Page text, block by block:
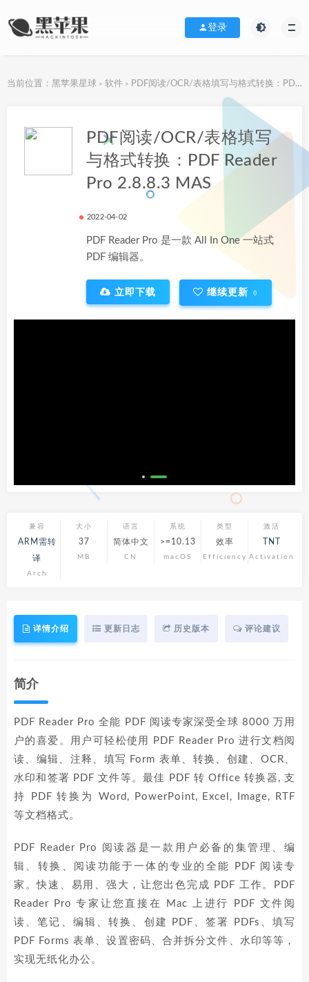
登录
当前位置： 黑苹果星球 > 软件 > PDF阅读/OCR/表格填写与格式转换：PDF Reader Pro 2.8.8.3 MAS
PDF阅读/OCR/表格填写
与格式转换：PDF Reader
Pro 2.8.8.3 MAS
2022-04-02
PDF Reader Pro 是一款 All In One 一站式
PDF 编辑器。
立即下载 继续更新 0
兼容
ARM需转
译
Arch
大小
37
MB
语言
简体中文
CN
系统
>=10.13
macOS
类型
效率
Efficiency
激活
TNT
Activation
详情介绍 更新日志 历史版本 评论建议
简介
PDF Reader Pro 全能 PDF 阅读专家深受全球 8000 万用
户的喜爱。用户可轻松使用 PDF Reader Pro 进行文档阅
读、编辑、注释、填写 Form 表单、转换、创建、OCR、
水印和签署 PDF 文件等。最佳 PDF 转 Office 转换器, 支
持 PDF 转换为 Word, PowerPoint, Excel, Image, RTF
等文档格式。
PDF Reader Pro 阅读器是一款用户必备的集管理、编
辑、转换、阅读功能于一体的专业的全能 PDF 阅读专
家。快速、易用、强大，让您出色完成 PDF 工作。PDF
Reader Pro 专家让您直接在 Mac 上进行 PDF 文件阅
读、笔记、编辑、转换、创建 PDF、签署 PDFs、填写
PDF Forms 表单、设置密码、合并拆分文件、水印等等，
实现无纸化办公。